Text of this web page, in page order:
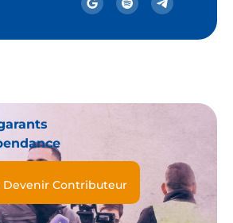
Devenir Contributeur